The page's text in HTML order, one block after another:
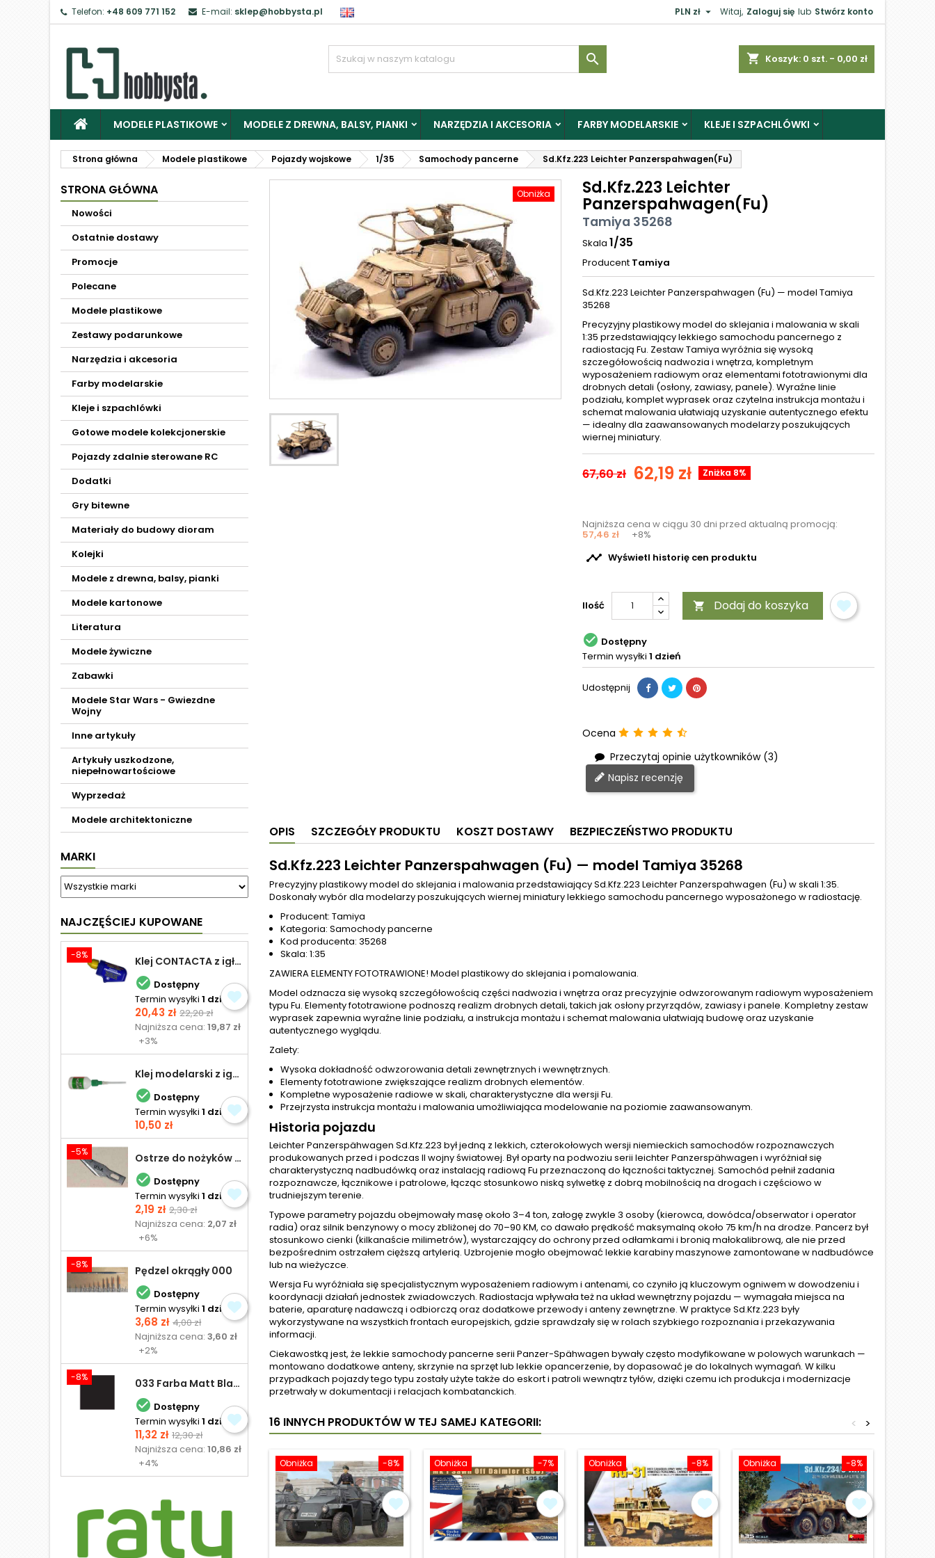
Telefon: +48 609 771 152 E-mail: sklep@hobbysta.pl Witaj, Zaloguj się lub Stwórz konto
PLN zł 
shopping_cart Koszyk: 0 szt. - 0,00 zł

MODELE PLASTIKOWE MODELE Z DREWNA, BALSY, PIANKI NARZĘDZIA I AKCESORIA FARBY MODELARSKIE KLEJE I SZPACHLÓWKI
Strona główna Modele plastikowe Pojazdy wojskowe 1/35 Samochody pancerne Sd.Kfz.223 Leichter Panzerspahwagen(Fu)
STRONA GŁÓWNA
Nowości
Ostatnie dostawy
Promocje
Polecane
Modele plastikowe
Zestawy podarunkowe
Narzędzia i akcesoria
Farby modelarskie
Kleje i szpachlówki
Gotowe modele kolekcjonerskie
Pojazdy zdalnie sterowane RC
Dodatki
Gry bitewne
Materiały do budowy dioram
Kolejki
Modele z drewna, balsy, pianki
Modele kartonowe
Literatura
Modele żywiczne
Zabawki
Modele Star Wars - Gwiezdne
Wojny
Inne artykuły
Artykuły uszkodzone,
niepełnowartościowe
Wyprzedaż
Modele architektoniczne
MARKI
NAJCZĘŚCIEJ KUPOWANE
-8% Klej CONTACTA z igłą do plastiku 25,0 g
 Dostępny
Termin wysyłki 1 dzień
Cena
20,43 zł Cena
podstawowa
22,20 zł
Najniższa cena:19,87 zł
+3%
Klej modelarski z igłą 30 ml
 Dostępny
Termin wysyłki 1 dzień
Cena
10,50 zł
-5% Ostrze do nożyków Excel
 Dostępny
Termin wysyłki 1 dzień
Cena
2,19 zł Cena
podstawowa
2,30 zł
Najniższa cena: 2,07 zł
+6%
-8% Pędzel okrągły 000
 Dostępny
Termin wysyłki 1 dzień
Cena
3,68 zł Cena
podstawowa
4,00 zł
Najniższa cena:3,60 zł
+2%
-8% 033 Farba Matt Black - olejna
 Dostępny
Termin wysyłki 1 dzień
Cena
11,32 zł Cena
podstawowa
12,30 zł
Najniższa cena:10,86 zł
+4%
Obniżka Sd.Kfz.223 Leichter
Panzerspahwagen(Fu)
Tamiya 35268
Skala 1/35
Producent Tamiya
Sd.Kfz.223 Leichter Panzerspahwagen (Fu) — model Tamiya
35268
Precyzyjny plastikowy model do sklejania i malowania w skali
1:35 przedstawiający lekkiego samochodu pancernego z
radiostacją Fu. Zestaw Tamiya wyróżnia się wysoką
szczegółowością nadwozia i wnętrza, kompletnym
wyposażeniem radiowym oraz elementami fototrawionymi dla
drobnych detali (osłony, zawiasy, panele). Wyraźne linie
podziału, komplet wyprasek oraz czytelna instrukcja montażu i
schemat malowania ułatwiają uzyskanie autentycznego efektu
— idealny dla zaawansowanych modelarzy poszukujących
wiernej miniatury.
67,60 zł 62,19 zł Zniżka 8%
Najniższa cena w ciągu 30 dni przed aktualną promocją:
57,46 zł +8%
 Wyświetl historię cen produktu
Ilość  Dodaj do koszyka
 Dostępny
Termin wysyłki 1 dzień
Udostępnij
Ocena
Przeczytaj opinie użytkowników (3)
Napisz recenzję
OPIS SZCZEGÓŁY PRODUKTU KOSZT DOSTAWY BEZPIECZEŃSTWO PRODUKTU
Sd.Kfz.223 Leichter Panzerspahwagen (Fu) — model Tamiya 35268
Precyzyjny plastikowy model do sklejania i malowania przedstawiający Sd.Kfz.223 Leichter Panzerspahwagen (Fu) w skali 1:35.
Doskonały wybór dla modelarzy poszukujących wiernej miniatury lekkiego samochodu pancernego wyposażonego w radiostację.
Producent: Tamiya
Kategoria: Samochody pancerne
Kod producenta: 35268
Skala: 1:35
ZAWIERA ELEMENTY FOTOTRAWIONE! Model plastikowy do sklejania i pomalowania.
Model odznacza się wysoką szczegółowością części nadwozia i wnętrza oraz precyzyjnie odwzorowanym radiowym wyposażeniem
typu Fu. Elementy fototrawione podnoszą realizm drobnych detali, takich jak osłony przyrządów, zawiasy i panele. Kompletny zestaw
wyprasek zapewnia wyraźne linie podziału, a instrukcja montażu i schemat malowania ułatwiają budowę oraz uzyskanie
autentycznego wyglądu.
Zalety:
Wysoka dokładność odwzorowania detali zewnętrznych i wewnętrznych.
Elementy fototrawione zwiększające realizm drobnych elementów.
Kompletne wyposażenie radiowe w skali, charakterystyczne dla wersji Fu.
Przejrzysta instrukcja montażu i malowania umożliwiająca modelowanie na poziomie zaawansowanym.
Historia pojazdu
Leichter Panzerspähwagen Sd.Kfz.223 był jedną z lekkich, czterokołowych wersji niemieckich samochodów rozpoznawczych
produkowanych przed i podczas II wojny światowej. Był oparty na podwoziu serii leichter Panzerspähwagen i wyróżniał się
charakterystyczną nadbudówką oraz instalacją radiową Fu przeznaczoną do łączności taktycznej. Samochód pełnił zadania
rozpoznawcze, łącznikowe i patrolowe, łącząc stosunkowo niską sylwetkę z dobrą mobilnością na drogach i częściowo w
trudniejszym terenie.
Typowe parametry pojazdu obejmowały masę około 3–4 ton, załogę zwykle 3 osoby (kierowca, dowódca/obserwator i operator
radia) oraz silnik benzynowy o mocy zbliżonej do 70–90 KM, co dawało prędkość maksymalną około 75 km/h na drodze. Pancerz był
stosunkowo cienki (kilkanaście milimetrów), wystarczający do ochrony przed odłamkami i bronią małokalibrową, ale nie przed
bezpośrednim ostrzałem cięższą artylerią. Uzbrojenie mogło obejmować lekkie karabiny maszynowe zamontowane w nadbudówce
lub na wieżyczce.
Wersja Fu wyróżniała się specjalistycznym wyposażeniem radiowym i antenami, co czyniło ją kluczowym ogniwem w dowodzeniu i
koordynacji działań jednostek zwiadowczych. Radiostacja wpływała też na układ wewnętrzny pojazdu — wymagała miejsca na
baterie, aparaturę nadawczą i odbiorczą oraz dodatkowe przewody i anteny zewnętrzne. W praktyce Sd.Kfz.223 były
wykorzystywane na wszystkich frontach europejskich, gdzie sprawdzały się w rolach szybkiego rozpoznania i przekazywania
informacji.
Ciekawostką jest, że lekkie samochody pancerne serii Panzer-Spähwagen bywały często modyfikowane w polowych warunkach —
montowano dodatkowe anteny, skrzynie na sprzęt lub lekkie opancerzenie, by dopasować je do lokalnych wymagań. W kilku
przypadkach pojazdy tego typu zostały użyte także do eskort i patroli wewnątrz tyłów, dzięki czemu ich produkcja i modernizacje
przetrwały w dokumentacji i relacjach kombatanckich.
16 INNYCH PRODUKTÓW W TEJ SAMEJ KATEGORII: >
<
-8%
Obniżka -7%
Obniżka -8%
Obniżka -8%
Obniżka